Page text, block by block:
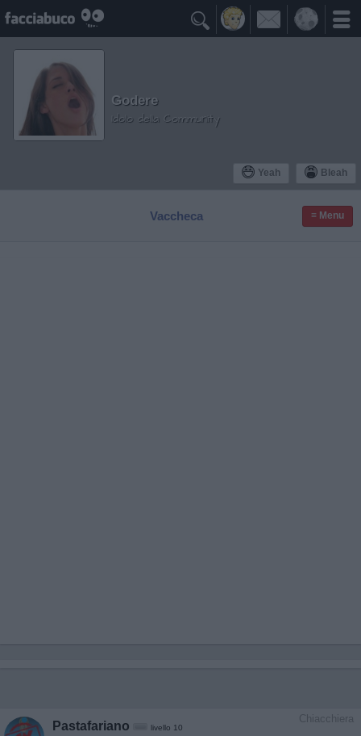

Yeah Bleah
Godere
Idolo della Community
Vaccheca ≡ Menu
Chiacchiera
Pastafariano livello 10